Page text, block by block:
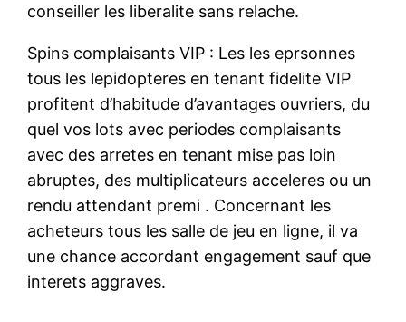
conseiller les liberalite sans relache.
Spins complaisants VIP : Les les eprsonnes
tous les lepidopteres en tenant fidelite VIP
profitent d’habitude d’avantages ouvriers, du
quel vos lots avec periodes complaisants
avec des arretes en tenant mise pas loin
abruptes, des multiplicateurs acceleres ou un
rendu attendant premi . Concernant les
acheteurs tous les salle de jeu en ligne, il va
une chance accordant engagement sauf que
interets aggraves.